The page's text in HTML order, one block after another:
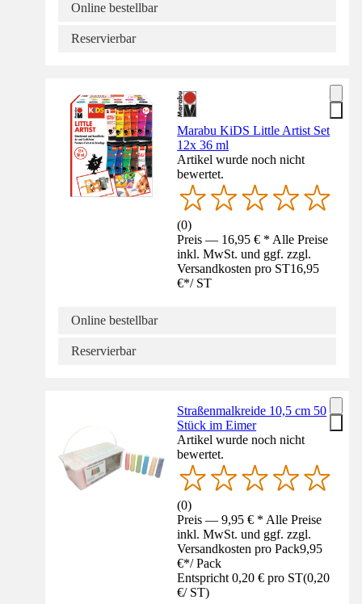
Online bestellbar
Reservierbar
Marabu KiDS Little Artist Set
12x 36 ml
Artikel wurde noch nicht
bewertet.
(0)
Preis — 16,95 € * Alle Preise
inkl. MwSt. und ggf. zzgl.
Versandkosten pro ST16,95
€*/ ST
Online bestellbar
Reservierbar
Straßenmalkreide 10,5 cm 50
Stück im Eimer
Artikel wurde noch nicht
bewertet.
(0)
Preis — 9,95 € * Alle Preise
inkl. MwSt. und ggf. zzgl.
Versandkosten pro Pack9,95
€*/ Pack
Entspricht 0,20 € pro ST(0,20
€/ ST)